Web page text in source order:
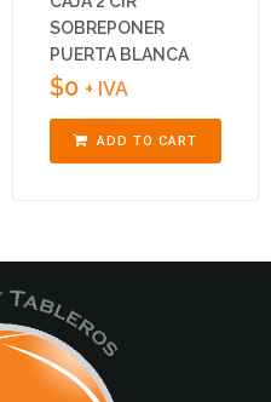
SOBREPONER
PUERTA BLANCA
$0 + IVA
ADD TO CART